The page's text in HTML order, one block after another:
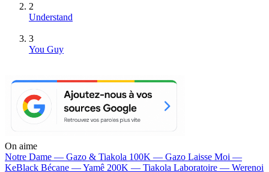
2
Understand
3
You Guy
On aime
Notre Dame — Gazo & Tiakola 100K — Gazo Laisse Moi —
KeBlack Bécane —Yamê 200K — Tiakola Laboratoire — Werenoi